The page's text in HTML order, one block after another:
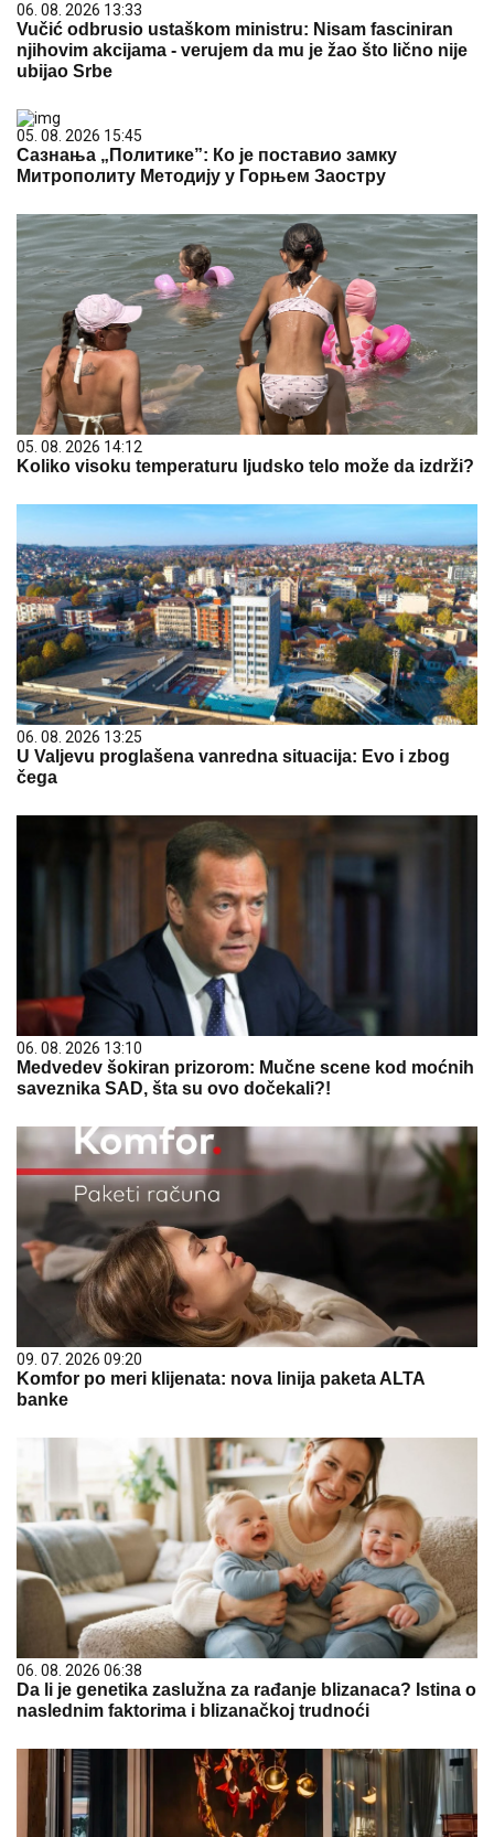
06. 08. 2026 13:33
Vučić odbrusio ustaškom ministru: Nisam fasciniran
njihovim akcijama - verujem da mu je žao što lično nije
ubijao Srbe
05. 08. 2026 15:45
Сазнања „Политике”: Ко је поставио замку
Митрополиту Методију у Горњем Заостру
05. 08. 2026 14:12
Koliko visoku temperaturu ljudsko telo može da izdrži?
06. 08. 2026 13:25
U Valjevu proglašena vanredna situacija: Evo i zbog
čega
06. 08. 2026 13:10
Medvedev šokiran prizorom: Mučne scene kod moćnih
saveznika SAD, šta su ovo dočekali?!
09. 07. 2026 09:20
Komfor po meri klijenata: nova linija paketa ALTA
banke
06. 08. 2026 06:38
Da li je genetika zaslužna za rađanje blizanaca? Istina o
naslednim faktorima i blizanačkoj trudnoći